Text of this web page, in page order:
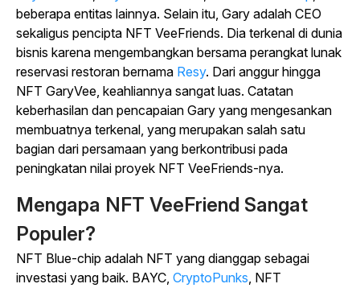
beberapa entitas lainnya. Selain itu, Gary adalah CEO
sekaligus pencipta NFT VeeFriends. Dia terkenal di dunia
bisnis karena mengembangkan bersama perangkat lunak
reservasi restoran bernama Resy. Dari anggur hingga
NFT GaryVee, keahliannya sangat luas. Catatan
keberhasilan dan pencapaian Gary yang mengesankan
membuatnya terkenal, yang merupakan salah satu
bagian dari persamaan yang berkontribusi pada
peningkatan nilai proyek NFT VeeFriends-nya.
Mengapa NFT VeeFriend Sangat
Populer?
NFT Blue-chip adalah NFT yang dianggap sebagai
investasi yang baik. BAYC, CryptoPunks, NFT